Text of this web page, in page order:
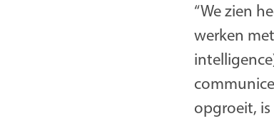
“We zien
werken
opgroeit,